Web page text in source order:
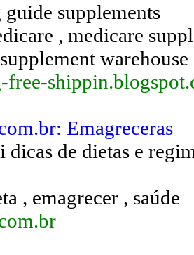
supplements
, medicare
Emagreceras
de dietas e
, emagrecer , saúde